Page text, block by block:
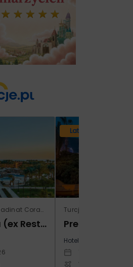
Egipt / Marsa El Alam / Madinat Coraya
Jaz Grand Marsa (ex Resta Grand Resort)
Lato 2026
Turcja / Riwiera
Prestige
Hotel:
Warszawa -